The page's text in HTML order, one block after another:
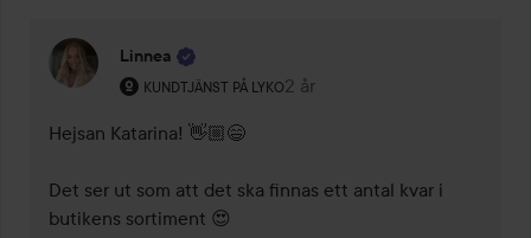
Linnea
KUNDTJÄNST PÅ LYKO
Användarens roll: Kundtjänst på Lyko.
2 år
Kommentaren lades 2 år
Hejsan Katarina! 👋🏼😄
Det ser ut som att det ska finnas ett antal kvar i
butikens sortiment 😍